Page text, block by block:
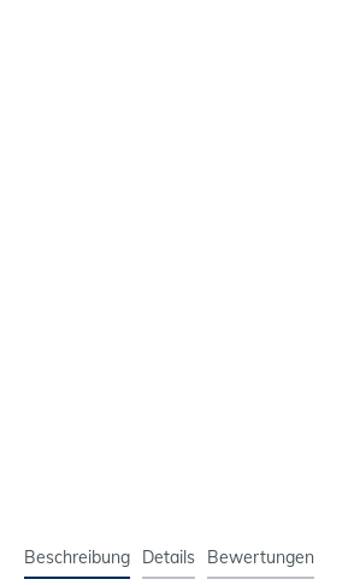
Beschreibung Details Bewertungen